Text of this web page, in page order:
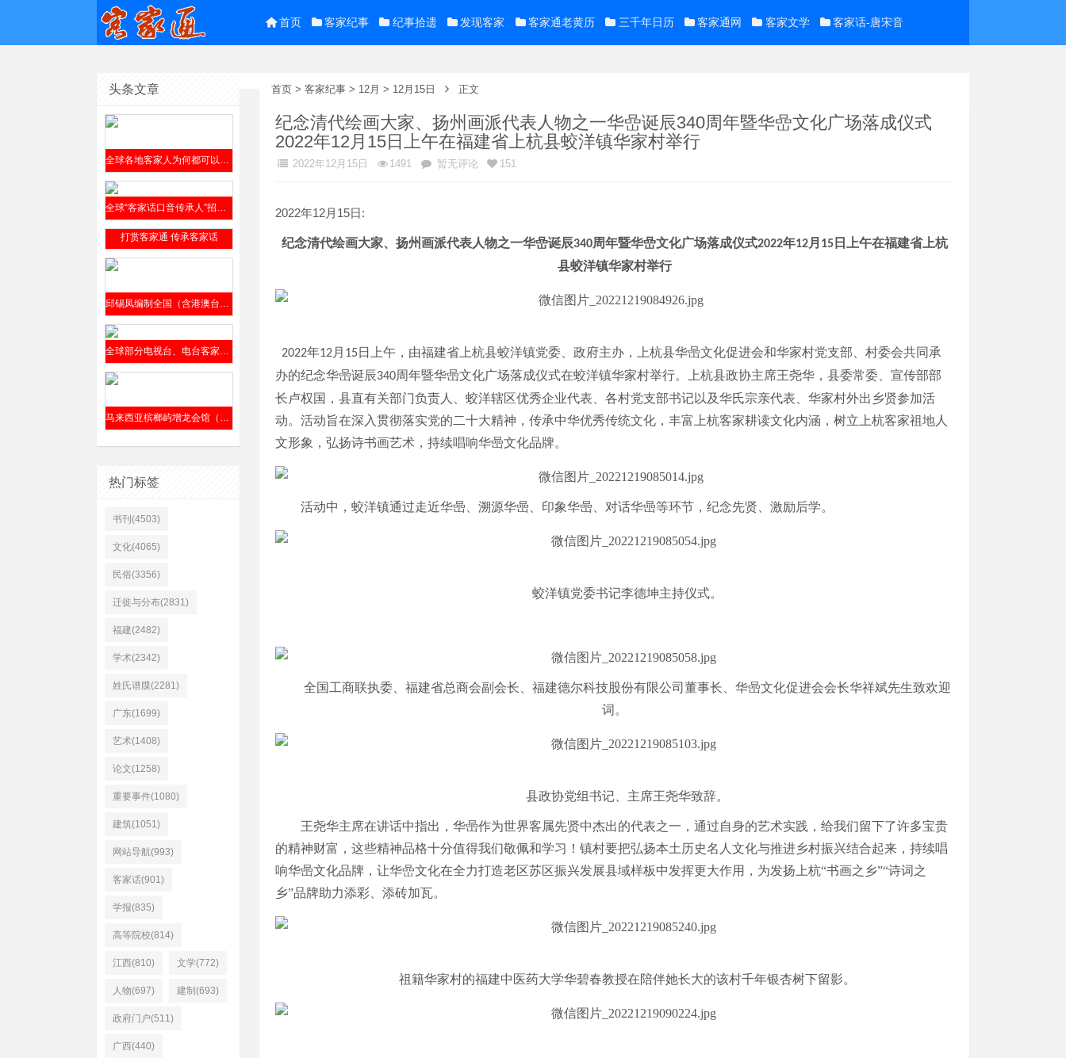
首页 客家纪事 纪事拾遗 发现客家 客家通老黄历 三千年日历 客家通网 客家文学 客家话-唐宋音
头条文章
全球各地客家人为何都可以参阅邱锡凤编撰的《客家方言上杭话大词典》？
全球“客家话口音传承人”招贤榜2019年9月4日公开发布
打赏客家通 传承客家话
邱锡凤编制全国（含港澳台）客家方言分布全表（征求意见稿）2019年8月12日发布
全球部分电视台、电台客家话节目介绍​
马来西亚槟榔屿增龙会馆（前身“仁胜公司”）清嘉庆六年（1801年）成立
热门标签
书刊(4503)
文化(4065)
民俗(3356)
迁徙与分布(2831)
福建(2482)
学术(2342)
姓氏谱牒(2281)
广东(1699)
艺术(1408)
论文(1258)
重要事件(1080)
建筑(1051)
网站导航(993)
客家话(901)
学报(835)
高等院校(814)
江西(810) 文学(772)
人物(697) 建制(693)
政府门户(511)
广西(440)
首页 > 客家纪事 > 12月 > 12月15日 正文
纪念清代绘画大家、扬州画派代表人物之一华嵒诞辰340周年暨华嵒文化广场落成仪式
2022年12月15日上午在福建省上杭县蛟洋镇华家村举行
2022年12月15日 1491 暂无评论 151
2022年12月15日:
纪念清代绘画大家、 扬州画派代表人物之一华嵒诞辰340周年暨华嵒文化广场落成仪式2022年12月 15日上午在福建省上杭
县蛟洋镇华家村举行
2022年12月 15日上午，由福建省上杭县蛟洋镇党委、政府主办，上杭县华喦文化促进会和华家村党支部、村委会共同承
办的纪念华喦诞辰340周年暨华喦文化广场落成仪式在蛟洋镇华家村举行。上杭县政协主席王尧华，县委常委、宣传部部
长卢权国，县直有关部门负责人、蛟洋辖区优秀企业代表、各村党支部书记以及华氏宗亲代表、华家村外出乡贤参加活
动。活动旨在深入贯彻落实党的二十大精神，传承中华优秀传统文化，丰富上杭客家耕读文化内涵，树立上杭客家祖地人
文形象，弘扬诗书画艺术，持续唱响华喦文化品牌。
活动中，蛟洋镇通过走近华喦、溯源华喦、印象华喦、对话华喦等环节，纪念先贤、激励后学。
蛟洋镇党委书记李德坤主持仪式。
全国工商联执委、福建省总商会副会长、福建德尔科技股份有限公司董事长、华喦文化促进会会长华祥斌先生致欢迎
词。
县政协党组书记、主席王尧华致辞。
王尧华主席在讲话中指出，华喦作为世界客属先贤中杰出的代表之一，通过自身的艺术实践，给我们留下了许多宝贵
的精神财富，这些精神品格十分值得我们敬佩和学习！镇村要把弘扬本土历史名人文化与推进乡村振兴结合起来，持续唱
响华喦文化品牌，让华嵒文化在全力打造老区苏区振兴发展县域样板中发挥更大作用，为发扬上杭“书画之乡”“诗词之
乡”品牌助力添彩、添砖加瓦。
祖籍华家村的福建中医药大学华碧春教授在陪伴她长大的该村千年银杏树下留影。